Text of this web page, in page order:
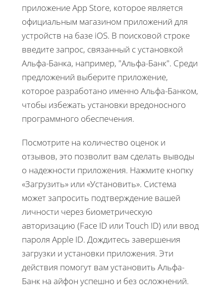
приложение App Store, которое является
официальным магазином приложений для
устройств на базе iOS. В поисковой строке
введите запрос, связанный с установкой
Альфа-Банка, например, "Альфа-Банк". Среди
предложений выберите приложение,
которое разработано именно Альфа-Банком,
чтобы избежать установки вредоносного
программного обеспечения.
Посмотрите на количество оценок и
отзывов, это позволит вам сделать выводы
о надежности приложения. Нажмите кнопку
«Загрузить» или «Установить». Система
может запросить подтверждение вашей
личности через биометрическую
авторизацию (Face ID или Touch ID) или ввод
пароля Apple ID. Дождитесь завершения
загрузки и установки приложения. Эти
действия помогут вам установить Альфа-
Банк на айфон успешно и без осложнений.